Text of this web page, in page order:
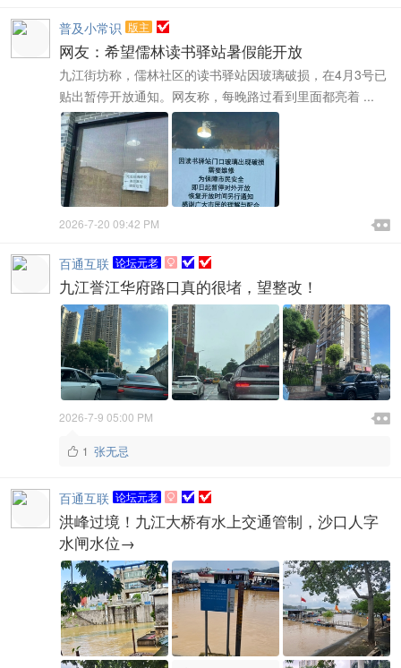
普及小常识 版主
网友：希望儒林读书驿站暑假能开放
九江街坊称，儒林社区的读书驿站因玻璃破损，在4月3号已
贴出暂停开放通知。网友称，每晚路过看到里面都亮着 ...

2026-7-20 09:42 PM 
百通互联 论坛元老 
九江誉江华府路口真的很堵，望整改！

2026-7-9 05:00 PM 
 1 张无忌
百通互联 论坛元老 
洪峰过境！九江大桥有水上交通管制，沙口人字
水闸水位→